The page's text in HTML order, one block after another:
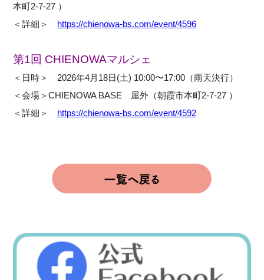
本町2-7-27 ）
＜詳細＞ https://chienowa-bs.com/event/4596
第1回 CHIENOWAマルシェ
＜日時＞ 2026年4月18日(土) 10:00〜17:00（雨天決行）
＜会場＞CHIENOWA BASE 屋外（朝霞市本町2-7-27 ）
＜詳細＞ https://chienowa-bs.com/event/4592